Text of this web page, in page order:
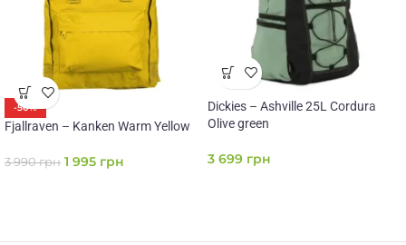
-50%
Fjallraven – Kanken Warm Yellow
3 990грн 1 995 грн
Dickies – Ashville 25L Cordura
Olive green
3 699 грн